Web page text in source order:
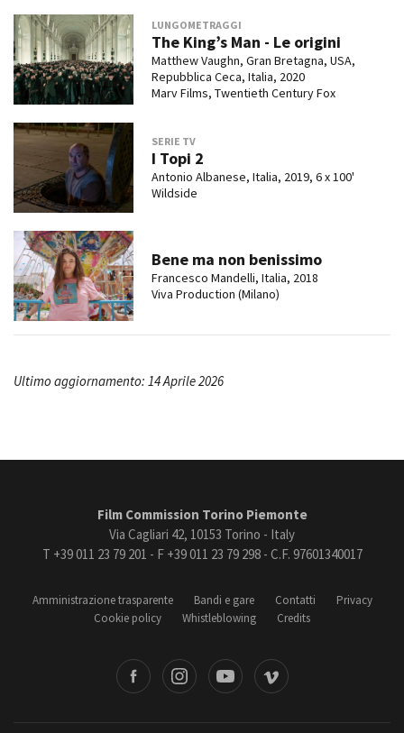
LUNGOMETRAGGI
The King’s Man - Le origini
Matthew Vaughn, Gran Bretagna, USA,
Repubblica Ceca, Italia, 2020
Marv Films, Twentieth Century Fox
SERIE TV
I Topi 2
Antonio Albanese, Italia, 2019, 6 x 100'
Wildside
Bene ma non benissimo
Francesco Mandelli, Italia, 2018
Viva Production (Milano)
Ultimo aggiornamento: 14 Aprile 2026
Film Commission Torino Piemonte
Via Cagliari 42, 10153 Torino - Italy
T +39 011 23 79 201 - F +39 011 23 79 298 - C.F. 97601340017
Amministrazione trasparente Bandi e gare Contatti
Privacy
Cookie policy
Whistleblowing Credits
Vimeo